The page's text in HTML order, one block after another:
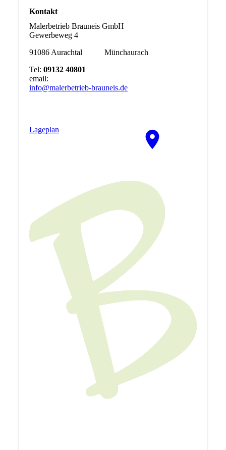
Kontakt
Malerbetrieb Brauneis GmbH
Gewerbeweg 4
91086 Aurachtal Münchaurach
Tel: 09132 40801
email:
info@malerbetrieb-brauneis.de
La­ge­plan